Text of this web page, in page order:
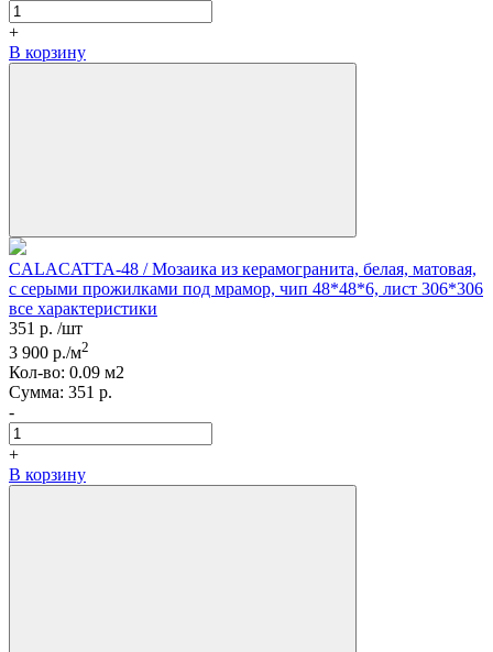
+
В корзину
CALACATTA-48 / Мозаика из керамогранита, белая, матовая,
с серыми прожилками под мрамор, чип 48*48*6, лист 306*306
все характеристики
351 р. /шт
3 900 р./м2
Кол-вo: 0.09 м2
Сумма: 351 р.
-
+
В корзину